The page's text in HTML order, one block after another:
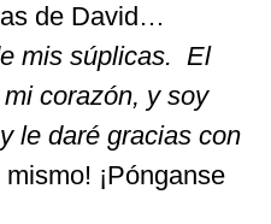
de David…
mis súplicas. El
mi corazón, y soy
y le daré gracias con
mismo! ¡Pónganse